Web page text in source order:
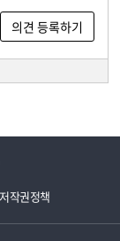
저작권정책